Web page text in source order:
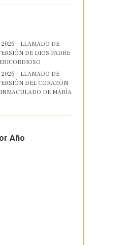
– LLAMADO DE
DE DIOS PADRE
– LLAMADO DE
DEL CORAZÓN
DE MARÍA
Año